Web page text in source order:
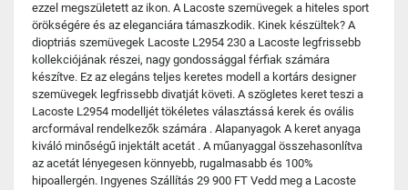
ezzel megszületett az ikon. A Lacoste szemüvegek a hiteles sport
örökségére és az eleganciára támaszkodik. Kinek készültek? A
dioptriás szemüvegek Lacoste L2954 230 a Lacoste legfrissebb
kollekciójának részei, nagy gondossággal férfiak számára
készítve. Ez az elegáns teljes keretes modell a kortárs designer
szemüvegek legfrissebb divatját követi. A szögletes keret teszi a
Lacoste L2954 modelljét tökéletes választássá kerek és ovális
arcformával rendelkezők számára . Alapanyagok A keret anyaga
kiváló minőségű injektált acetát . A műanyaggal összehasonlítva
az acetát lényegesen könnyebb, rugalmasabb és 100%
hipoallergén. Ingyenes Szállítás 29 900 FT Vedd meg a Lacoste